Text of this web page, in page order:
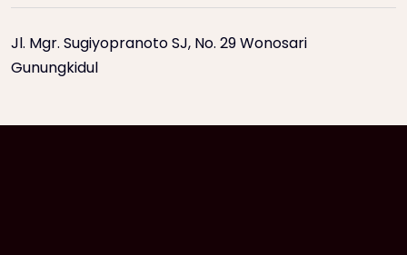
Jl. Mgr. Sugiyopranoto SJ, No. 29 Wonosari
Gunungkidul